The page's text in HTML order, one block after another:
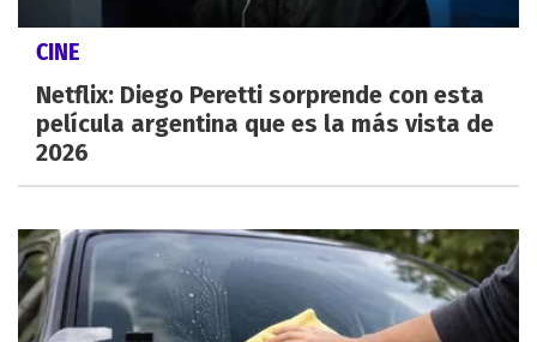
CINE
Netflix: Diego Peretti sorprende con esta
película argentina que es la más vista de
2026